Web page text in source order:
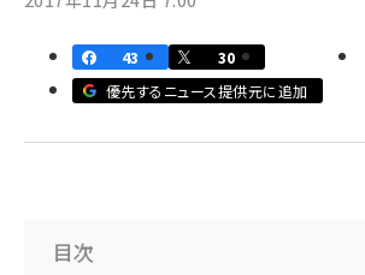
43
30
優先するニュース提供元に追加
目次